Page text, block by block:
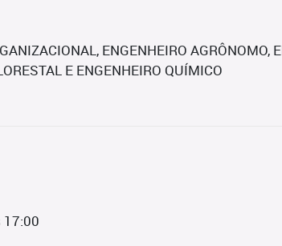
ENGENHEIRO AGRÔNOMO,
E ENGENHEIRO QUÍMICO